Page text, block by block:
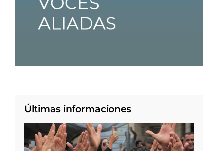
Últimas informaciones